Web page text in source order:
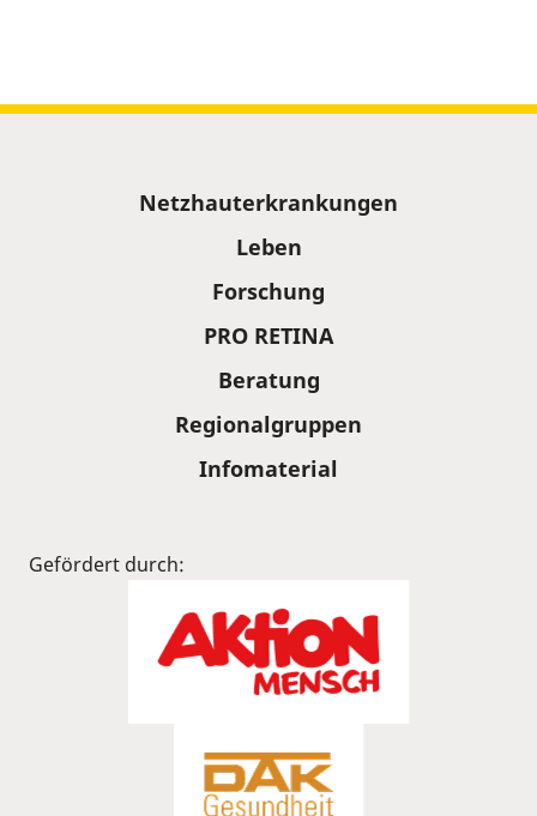
Netzhauterkrankungen
Leben
Forschung
PRO RETINA
Beratung
Regionalgruppen
Infomaterial
Gefördert durch: